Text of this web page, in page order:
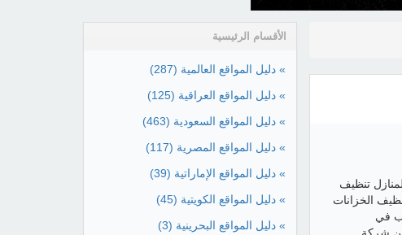
تنظيف
الخزانات
مكاتب في
الأقسام الرئيسية
» دليل المواقع العالمية (287)
» دليل المواقع العراقية (125)
» دليل المواقع السعودية (463)
» دليل المواقع المصرية (117)
» دليل المواقع الإماراتية (39)
» دليل المواقع الكويتية (45)
» دليل المواقع البحرينية (3)